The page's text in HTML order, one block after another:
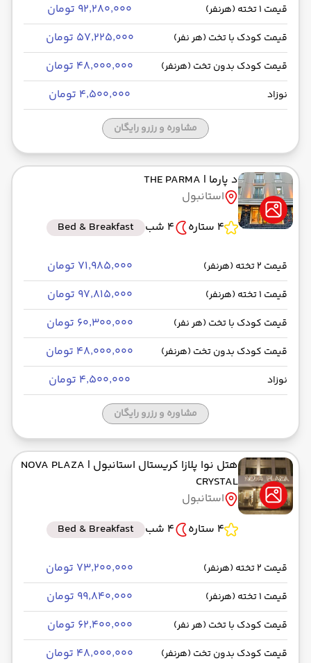
قیمت 1 تخته (هرنفر) ۹۲٬۲۸۰٬۰۰۰ تومان
قیمت کودک با تخت (هر نفر) ۵۷٬۲۲۵٬۰۰۰ تومان
قیمت کودک بدون تخت (هرنفر) ۴۸٬۰۰۰٬۰۰۰ تومان
نوزاد ۴٬۵۰۰٬۰۰۰ تومان
مشاوره و رزرو رایگان
د پارما | THE PARMA
استانبول
4 ستاره
4 شب Bed & Breakfast
قیمت 2 تخته (هرنفر) ۷۱٬۹۸۵٬۰۰۰ تومان
قیمت 1 تخته (هرنفر) ۹۷٬۸۱۵٬۰۰۰ تومان
قیمت کودک با تخت (هر نفر) ۶۰٬۳۰۰٬۰۰۰ تومان
قیمت کودک بدون تخت (هرنفر) ۴۸٬۰۰۰٬۰۰۰ تومان
نوزاد ۴٬۵۰۰٬۰۰۰ تومان
مشاوره و رزرو رایگان
هتل نوا پلازا کریستال استانبول | NOVA PLAZA
CRYSTAL
استانبول
4 ستاره
4 شب Bed & Breakfast
قیمت 2 تخته (هرنفر) ۷۳٬۲۰۰٬۰۰۰ تومان
قیمت 1 تخته (هرنفر) ۹۹٬۸۴۰٬۰۰۰ تومان
قیمت کودک با تخت (هر نفر) ۶۲٬۴۰۰٬۰۰۰ تومان
قیمت کودک بدون تخت (هرنفر) ۴۸٬۰۰۰٬۰۰۰ تومان